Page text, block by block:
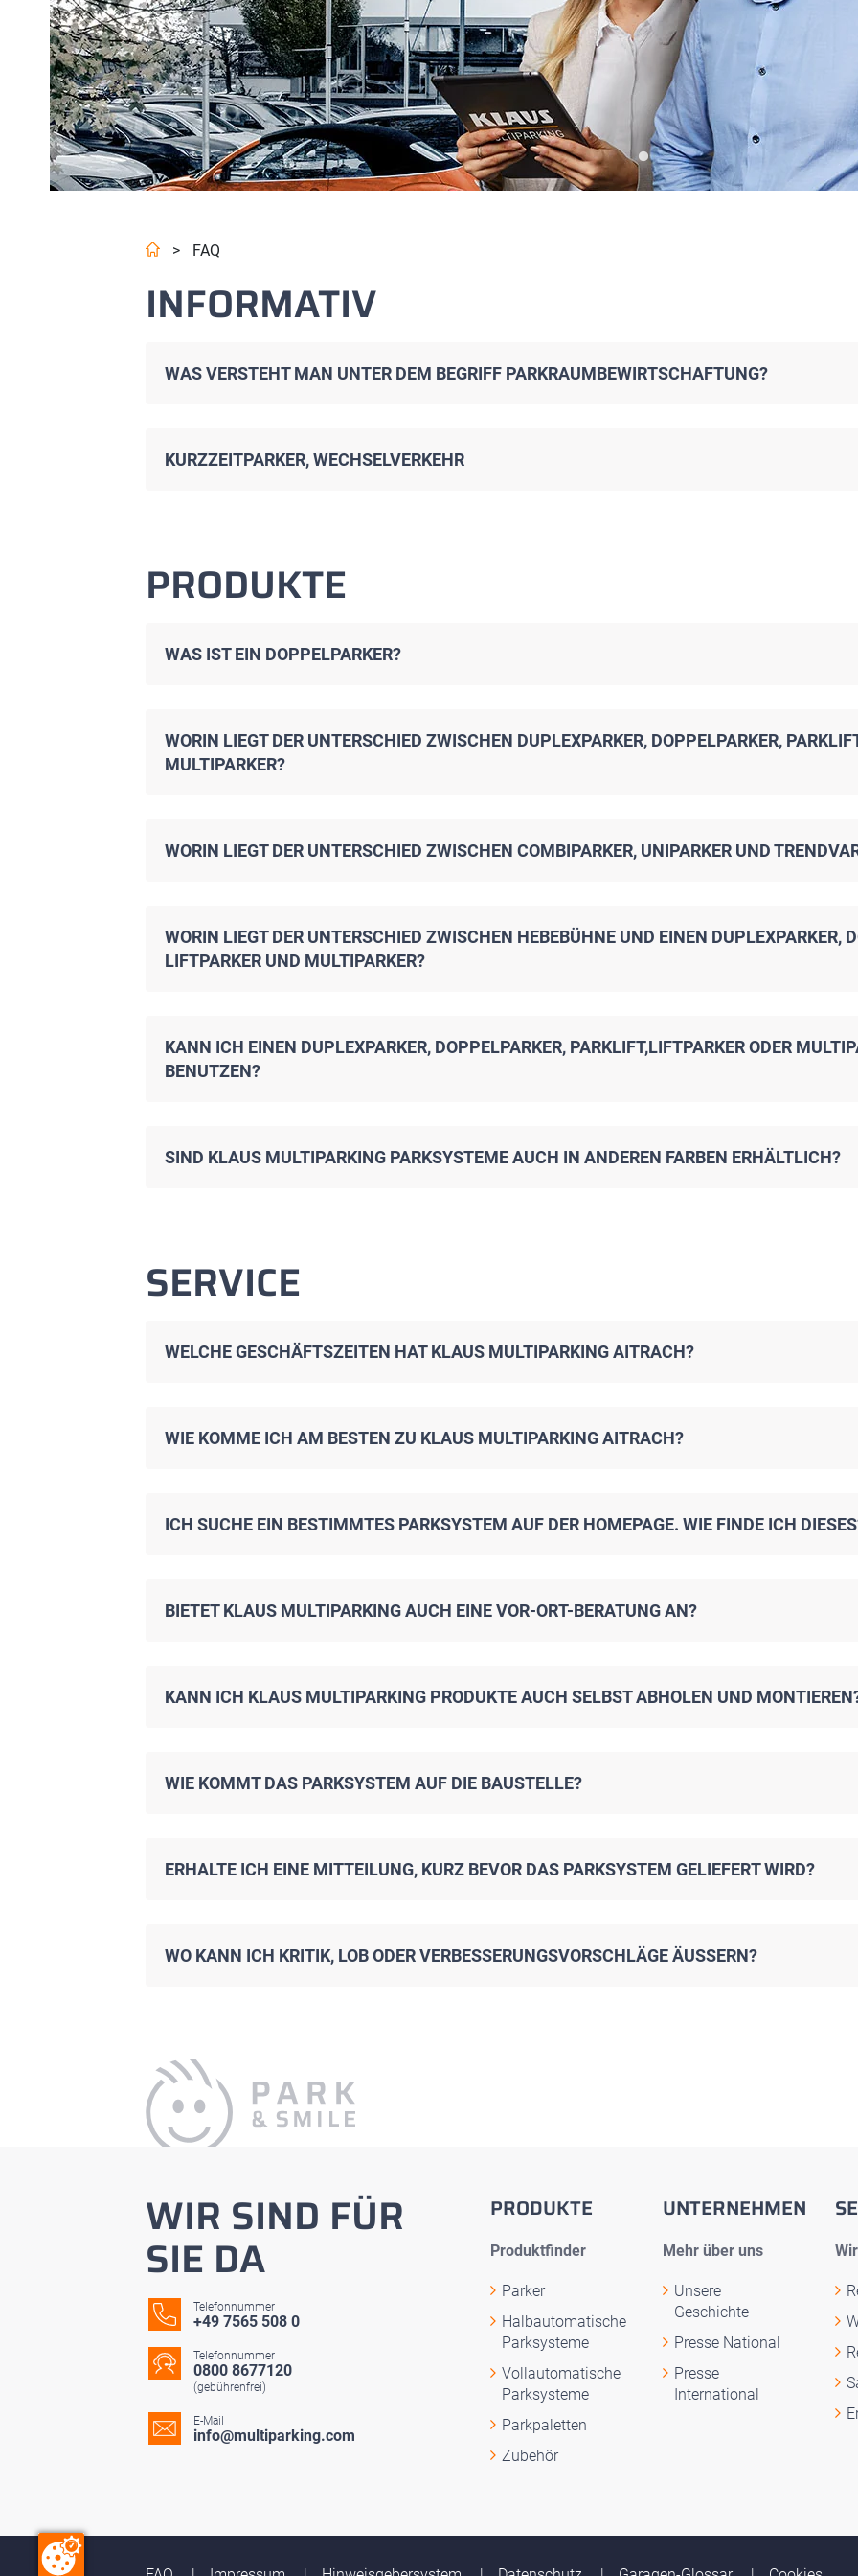
> FAQ
INFORMATIV
WAS VERSTEHT MAN UNTER DEM BEGRIFF PARKRAUMBEWIRTSCHAFTUNG?
KURZZEITPARKER, WECHSELVERKEHR
PRODUKTE
WAS IST EIN DOPPELPARKER?
WORIN LIEGT DER UNTERSCHIED ZWISCHEN DUPLEXPARKER, DOPPELPARKER,
MULTIPARKER?
WORIN LIEGT DER UNTERSCHIED ZWISCHEN COMBIPARKER, UNIPARKER UND
WORIN LIEGT DER UNTERSCHIED ZWISCHEN HEBEBÜHNE UND EINEN DUPLEXPARKER,
LIFTPARKER UND MULTIPARKER?
KANN ICH EINEN DUPLEXPARKER, DOPPELPARKER, PARKLIFT,LIFTPARKER ODER
BENUTZEN?
SIND KLAUS MULTIPARKING PARKSYSTEME AUCH IN ANDEREN FARBEN ERHÄLTLICH?
SERVICE
WELCHE GESCHÄFTSZEITEN HAT KLAUS MULTIPARKING AITRACH?
WIE KOMME ICH AM BESTEN ZU KLAUS MULTIPARKING AITRACH?
ICH SUCHE EIN BESTIMMTES PARKSYSTEM AUF DER HOMEPAGE. WIE FINDE ICH
BIETET KLAUS MULTIPARKING AUCH EINE VOR-ORT-BERATUNG AN?
KANN ICH KLAUS MULTIPARKING PRODUKTE AUCH SELBST ABHOLEN UND
WIE KOMMT DAS PARKSYSTEM AUF DIE BAUSTELLE?
ERHALTE ICH EINE MITTEILUNG, KURZ BEVOR DAS PARKSYSTEM GELIEFERT WIRD?
WO KANN ICH KRITIK, LOB ODER VERBESSERUNGSVORSCHLÄGE ÄUSSERN?
WIR SIND FÜR
SIE DA
Telefonnummer
+49 7565 508 0
Telefonnummer
0800 8677120
(gebührenfrei)
E-Mail
info@multiparking.com
PRODUKTE
Produktfinder
Parker
Halbautomatische
Parksysteme
Vollautomatische
Parksysteme
Parkpaletten
Zubehör
UNTERNEHMEN
Mehr über uns
Unsere
Geschichte
Presse National
Presse
International